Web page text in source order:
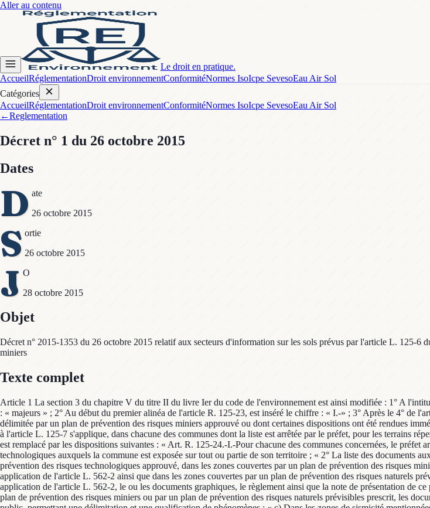
Aller au contenu
Le droit en pratique.
AccueilRéglementationDroit environnementConformitéNormes IsoIcpe SevesoEau Air Sol
Catégories
AccueilRéglementationDroit environnementConformitéNormes IsoIcpe SevesoEau Air Sol
←Reglementation
Décret n° 1 du 26 octobre 2015
Dates
D ate
26 octobre 2015
S ortie
26 octobre 2015
J O
28 octobre 2015
Objet
Décret n° 2015-1353 du 26 octobre 2015 relatif aux secteurs d'information sur les sols prévus par l'article L. 125-6
miniers
Texte complet
Article 1 La section 3 du chapitre V du titre II du livre Ier du code de l'environnement est ainsi modifiée : 1° A l'intitulé de la section, les mots : «, les risques miniers et la pollution des sols » sont ajoutés après le mot : « majeurs » ; 2° Au début du premier alinéa de l'article R. 125-23, est inséré le chiffre : « I.-» ; 3° Après le 4° de l'article R. 125-23, sont insérées les dispositions suivantes : « 5° Dans une zone exposée aux risques délimitée par un plan de prévention des risques miniers approuvé ou dont certaines dispositions ont été rendues immédiatement opposables en application de l'article L. 562-2. « II.-L'obligation d'information prévue à l'article L. 125-7 s'applique, dans chacune des communes dont la liste est arrêtée par le préfet, pour les terrains répertoriés en secteurs d'information sur les sols prévus à l'article L. 125-6. » ; 4° L'article R. 125-24 est remplacé par les dispositions suivantes : « Art. R. 125-24.-I.-Pour chacune des communes concernées, le préfet arrête : « 1° La liste des risques naturels prévisibles, des risques miniers et des risques technologiques auxquels la commune est exposée sur tout ou partie de son territoire ; « 2° La liste des documents auxquels le vendeur ou le bailleur peut se référer : « a) Dans les zones couvertes par un plan de prévention des risques technologiques approuvé, dans les zones couvertes par un plan de prévention des risques miniers approuvé ou dont certaines dispositions ont été rendues immédiatement opposables en application de l'article L. 562-2 ainsi que dans les zones couvertes par un plan de prévention des risques naturels prévisibles approuvé ou dont certaines dispositions ont été rendues immédiatement opposables en application de l'article L. 562-2, le ou les documents graphiques, le règlement ainsi que la note de présentation de ce plan ; « b) Dans les zones couvertes par un plan de prévention des risques technologiques, par un plan de prévention des risques miniers ou par un plan de prévention des risques naturels prévisibles prescrit, les documents d'information élaborés à l'initiative d'une collectivité publique et tenus à la disposition du public, permettant une délimitation et une qualification de phénomènes ; « c) Dans les zones de sismicité mentionnées au 4° de l'article R. 125-23, l'annexe prévue à l'article 4 du décret n° 91-461 du 14 mai 1991 relatif à la prévention du risque sismique ; « d) Le cas échéant, le ou les arrêtés portant ou ayant porté reconnaissance de l'état de catastrophe naturelle ou technologique sur le territoire de la commune ; « 3° La liste des secteurs d'information sur les sols prévus à l'article L. 125-6, précisant les parcelles concernées. » ; 5° A l'article R. 125-25 : a) Le 1° du III est remplacé par les dispositions suivantes : « 1° Lors de l'entrée en vigueur d'un arrêté préfectoral rendant immédiatement opposables certaines dispositions d'un plan de prévention des risques naturels prévisibles ou miniers, ou approuvant un plan de prévention des risques naturels prévisibles, un plan de prévention des risques miniers ou un plan de prévention des risques technologiques, ou approuvant la révision d'un de ces plans ; » ; b) Il est ajouté un 3° ainsi rédigé : « 3° Lors de la mise à jour des secteurs d'information sur les sols prévus à l'article L. 125-6. » ; 6° A l'article R. 125-26, il est ajouté un alinéa ainsi rédigé : « Lorsqu'un terrain situé en secteur d'information sur les sols mentionné à l'article L. 125-6 fait l'objet d'un contrat de vente ou de location, le vendeur ou le bailleur fournit les informations sur les sols à l'acquéreur ou au preneur selon les mêmes modalités. » ; 7° L'article R. 125-27 est remplacé par les dispositions suivantes : « Art. R. 125-27.-Les obligations découlant pour les vendeurs ou les bailleurs des dispositions des I, II et IV de l'article L. 125-5 et de l'article L. 125-7 sont applicables à compter du premier jour du quatrième mois suivant la publication au recueil des actes administratifs dans le département des arrêtés prévus au III de l'article L. 125-5 et au II de l'article L. 125-6. » Article 2 Le chapitre V du titre II du livre Ier du code de l'environnementest complété par des sections 9 et 10 ainsi rédigées : « Section 9 « Secteurs d'information sur les sols « Art. R. 125-41.-I.-Sur la base des données dont l'Etat a connaissance entre le 1er janvier 2016 et le 1er janvier 2019, la liste des secteurs d'information sur les sols est établie par le représentant de l'Etat dans le département avant le 1er janvier 2019. « II.-Dans chaque département, le préfet arrête par commune un ou plusieurs projets de création de secteurs d'information sur les sols prévus par l'article L. 125-6. « Art. R. 125-42.-Le dossier de projet de création de secteurs d'information sur les sols comprend, pour chaque secteur : «-une note présentant les informations détenues par l'Etat sur la pollution des sols ; «-un ou plusieurs documents graphiques, à l'échelle cadastrale, délimitant le secteur d'information sur les sols. « Art. R. 125-43.-Sont exclus des secteurs d'information sur les sols définis à l'article L. 125-6 : « 1° Les terrains d'emprise des installations classées pour la protection de l'environnement au titre du titre Ier du livre V du code de l'environnement et les